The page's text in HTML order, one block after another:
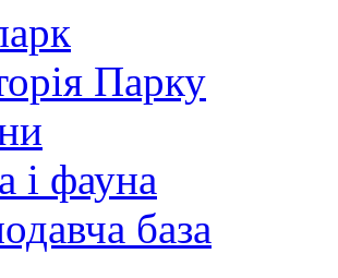
Парку
і фауна
база